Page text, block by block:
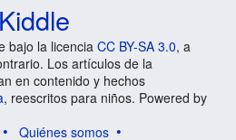
bajo la licencia CC BY-SA 3.0, a
Los artículos de la
en contenido y hechos
, reescritos para niños. Powered by
Quiénes somos